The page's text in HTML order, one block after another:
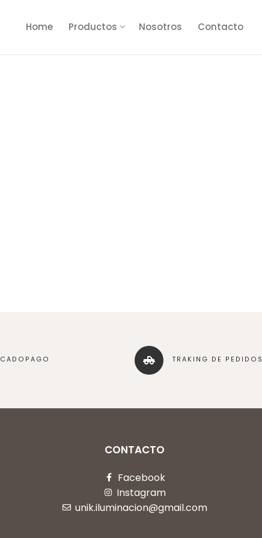
Home Productos Nosotros Contacto
TRAKING DE PEDIDOS
CONTACTO
Facebook
Instagram
unik.iluminacion@gmail.com